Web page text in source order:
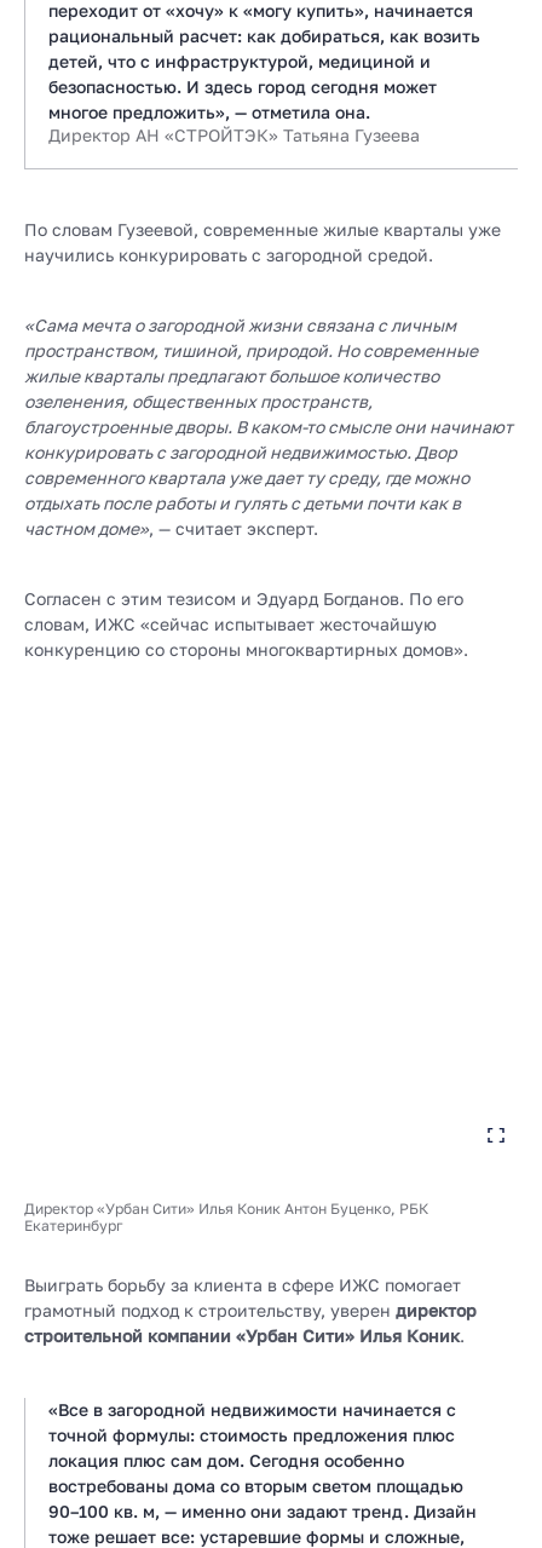
переходит от «хочу» к «могу купить», начинается
рациональный расчет: как добираться, как возить
детей, что с инфраструктурой, медициной и
безопасностью. И здесь город сегодня может
многое предложить», — отметила она.
Директор АН «СТРОЙТЭК» Татьяна Гузеева
По словам Гузеевой, современные жилые кварталы уже
научились конкурировать с загородной средой.
«Сама мечта о загородной жизни связана с личным
пространством, тишиной, природой. Но современные
жилые кварталы предлагают большое количество
озеленения, общественных пространств,
благоустроенные дворы. В каком-то смысле они начинают
конкурировать с загородной недвижимостью. Двор
современного квартала уже дает ту среду, где можно
отдыхать после работы и гулять с детьми почти как в
частном доме», — считает эксперт.
Согласен с этим тезисом и Эдуард Богданов. По его
словам, ИЖС «сейчас испытывает жесточайшую
конкуренцию со стороны многоквартирных домов».
Директор «Урбан Сити» Илья Коник Антон Буценко, РБК
Екатеринбург
Выиграть борьбу за клиента в сфере ИЖС помогает
грамотный подход к строительству, уверен директор
строительной компании «Урбан Сити» Илья Коник.
«Все в загородной недвижимости начинается с
точной формулы: стоимость предложения плюс
локация плюс сам дом. Сегодня особенно
востребованы дома со вторым светом площадью
90–100 кв. м, — именно они задают тренд. Дизайн
тоже решает все: устаревшие формы и сложные,